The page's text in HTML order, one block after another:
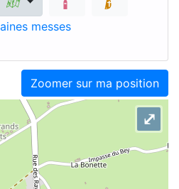
messes
Zoomer sur ma position
⤢